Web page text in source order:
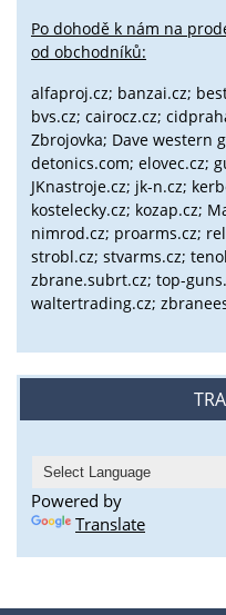
Po dohodě k nám na
od obchodníků:
alfaproj.cz; banzai.cz;
bvs.cz; cairocz.cz;
Zbrojovka; Dave western
detonics.com; elovec.cz;
JKnastroje.cz; jk-n.cz;
kostelecky.cz; kozap.cz;
nimrod.cz; proarms.cz;
strobl.cz; stvarms.cz;
zbrane.subrt.cz; top-
waltertrading.cz;
Powered by
Translate